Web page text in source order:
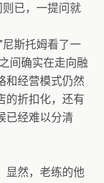
则已，一提问就
尼斯托姆看了一
间确实在走向融
和经营模式仍然
的折扣化，还有
已经难以分清
显然，老练的他